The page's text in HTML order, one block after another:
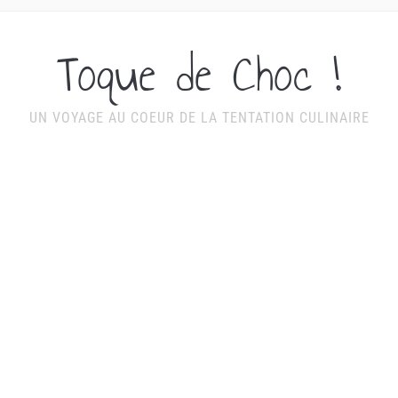
Toque de Choc !
UN VOYAGE AU COEUR DE LA TENTATION CULINAIRE